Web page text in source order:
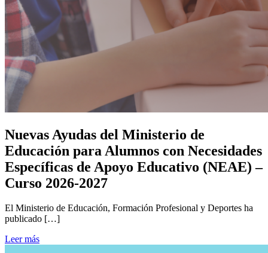
Nuevas Ayudas del Ministerio de
Educación para Alumnos con Necesidades
Específicas de Apoyo Educativo (NEAE) –
Curso 2026-2027
El Ministerio de Educación, Formación Profesional y Deportes ha
publicado […]
Leer más